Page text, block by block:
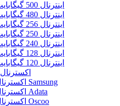
SSD اینترنال 500 گیگابایت
SSD اینترنال 480 گیگابایت
SSD اینترنال 256 گیگابایت
SSD اینترنال 250 گیگابایت
SSD اینترنال 240 گیگابایت
SSD اینترنال 128 گیگابایت
SSD اینترنال 120 گیگابایت
حافظه SSD اکسترنال
SSD اکسترنال Samsung
SSD اکسترنال Adata
SSD اکسترنال Oscoo